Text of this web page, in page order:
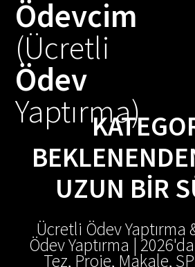
Ödevcim
(Ücretli
Ödev
Yaptırma)
UZUN BİR
Ücretli Ödev Yaptırma
Ödev Yaptırma |
Tez, Proje, Makale,